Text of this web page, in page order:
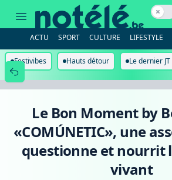
Moment
Planet
«COMÚNETIC»,
une
association
questionne
ACTU SPORT CULTURE LIFESTYLE
Festivibes Hauts détour Le dernier JT
Le Bon Moment by
«COMÚNETIC», une
questionne et nourrit
vivant